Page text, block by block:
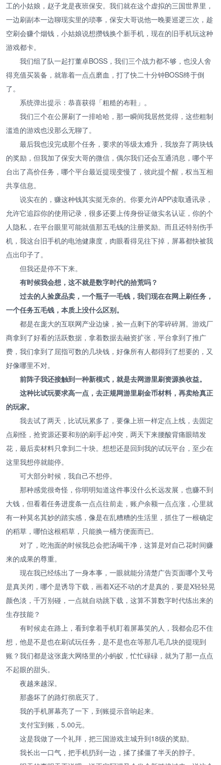
工的小姑娘，赵子龙是夜班保安。我们就在这个虚拟的三国世界里，
一边刷副本一边聊现实里的琐事，保安大哥说他一晚要巡逻三次，趁
空刷会赚个烟钱，小姑娘说想攒钱换个新手机，现在的旧手机玩这种
游戏都卡。
我们组了队一起打董卓BOSS，我们三个战力都不够，也没人舍
得充值买装备，就靠着一点点磨血，打了快二十分钟BOSS终于倒
了。
系统弹出提示：恭喜获得「粗糙的布鞋」。
我们三个在公屏刷了一排哈哈，那一瞬间我居然觉得，这些粗制
滥造的游戏也没那么无聊了。
最后我也没完成那个任务，要求的等级太难升，我放弃了两块钱
的奖励，但我加了保安大哥的微信，偶尔我们还会互通消息，哪个平
台出了高价任务，哪个平台最近提现变慢了，彼此提个醒，权当互相
共享信息。
说实在的，赚这种钱其实挺无奈的。你要允许APP读取通讯录，
允许它追踪你的使用记录，很多还要上传身份证做实名认证，你的个
人隐私，在平台眼里可能就值那五毛钱的注册奖励。而且还特别伤手
机，我这台旧手机的电池健康度，肉眼看得见往下掉，屏幕都快被我
点出印子了。
但我还是停不下来。
有时候我会想，这不就是数字时代的拾荒吗？
过去的人捡废品卖，一个瓶子一毛钱，我们现在在网上刷任务，
一个任务五毛钱，本质上没什么区别。
都是在庞大的互联网产业边缘，捡一点剩下的零碎碎屑。游戏厂
商拿到了好看的活跃数据，拿着数据去融资扩张，平台拿到了推广
费，我们拿到了屈指可数的几块钱，好像所有人都得到了想要的，又
好像哪里不对。
前阵子我还接触到一种新模式，就是去网游里刷资源换收益。
这种比试玩要求高一点，去正规网游里刷金币材料，再卖给真正
的玩家。
我去试了两天，比试玩累多了，要像上班一样定点上线，去固定
点刷怪，抢资源还要和别的刷手起冲突，两天下来腰酸背痛眼睛发
花，最后卖材料只拿到二十块。想想还是回到我的试玩平台，至少在
这里我想停就能停。
可大部分时候，我自己不想停。
那种感觉很奇怪，你明明知道这件事没什么长远发展，也赚不到
大钱，但看着任务进度条一点点往前走，账户余额一点点涨，心里就
有一种莫名其妙的踏实感，像是在乱糟糟的生活里，抓住了一根确定
的稻草，哪怕这根稻草，只能换一桶方便面而已。
对了，吃泡面的时候我总会把汤喝干净，这算是对自己花时间赚
来的成果的尊重。
现在我已经练出了一身本事，一眼就能分清楚广告页面哪个叉号
是真关闭，哪个是诱导下载，画着X还不动的才是真的，要是X轻轻晃
颜色淡，千万别碰，一点就自动跳下载，这算不算数字时代练出来的
生存技能？
有时候走在路上，看到拿着手机盯着屏幕笑的人，我都会忍不住
想，他是不是也在刷试玩任务，是不是也在等那几毛几块的提现到
账？我们都是这张庞大网络里的小蚂蚁，忙忙碌碌，就为了那一点点
不起眼的甜头。
夜越来越深。
那盏坏了的路灯彻底灭了。
我的手机屏幕亮了一下，到账提示音响起来。
支付宝到账，5.00元。
这是我做了一个礼拜，把三国游戏主城升到18级的奖励。
我长出一口气，把手机扔到一边，揉了揉僵了半天的脖子。